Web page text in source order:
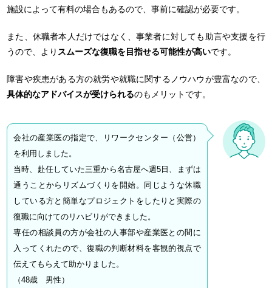
施設によって有料の場合もあるので、事前に確認が必要です。
また、休職者本人だけではなく、事業者に対しても助言や支援を行
うので、より スムーズな復職を目指せる可能性が高いです。
障害や疾患がある方の就労や就職に関するノウハウが豊富なので、
具体的なアドバイスが受けられるのもメリットです。
会社の産業医の指定で、リワークセンター（公営）
を利用しました。
当時、赴任していた三重から名古屋へ週5日、まずは
通うことからリズムづくりを開始。同じような休職
している方と簡単なプロジェクトをしたりと実際の
復職に向けてのリハビリができました。
専任の相談員の方が会社の人事部や産業医との間に
入ってくれたので、復職の判断材料を客観的視点で
伝えてもらえて助かりました。
（48歳 男性）